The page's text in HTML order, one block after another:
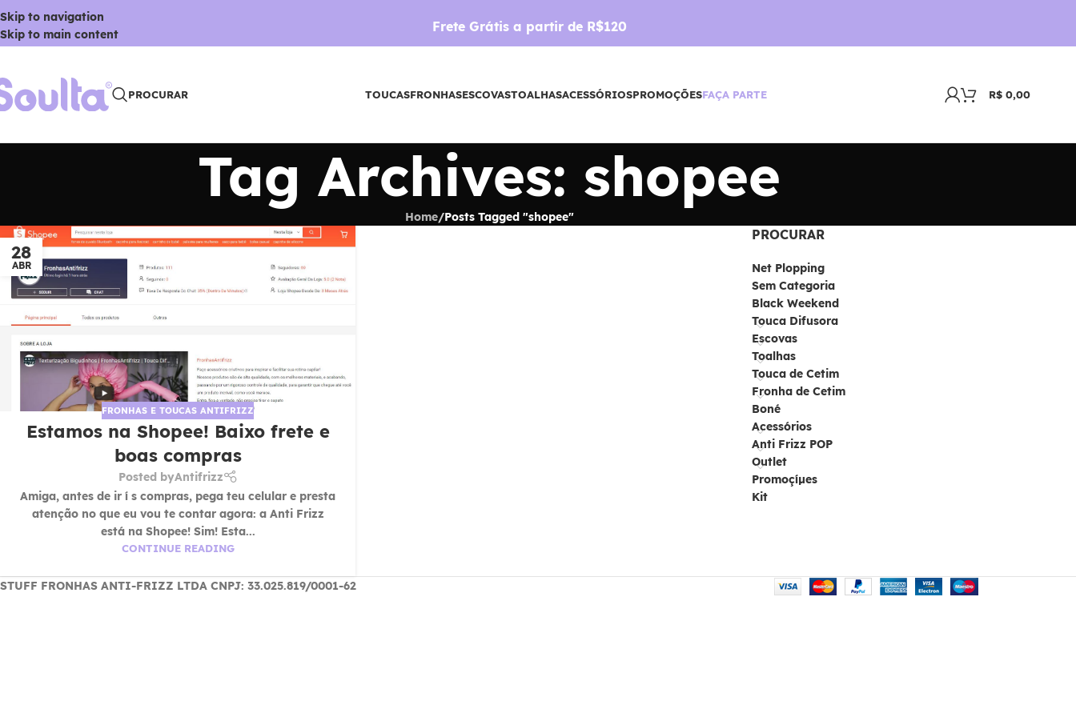
Skip to navigation
Skip to main content
Frete Grátis a partir de R$120
PROCURAR TOUCASFRONHASESCOVASTOALHASACESSÓRIOSPROMOÇÕESFAÇA PARTE R$0,00
Tag Archives: shopee
Home/Posts Tagged "shopee"
28
ABR
FRONHAS E TOUCAS ANTIFRIZZ
Estamos na Shopee! Baixo frete e
boas compras
Posted byAntifrizz
Amiga, antes de ir í s compras, pega teu celular e presta
atenção no que eu vou te contar agora: a Anti Frizz
está na Shopee! Sim! Esta...
CONTINUE READING
PROCURAR
Net Plopping
Sem Categoria
Black Weekend
Touca Difusora
Escovas
Toalhas
Touca de Cetim
Fronha de Cetim
Boné
Acessórios
Anti Frizz POP
Outlet
Promoçíµes
Kit
STUFF FRONHAS ANTI-FRIZZ LTDA CNPJ: 33.025.819/0001-62